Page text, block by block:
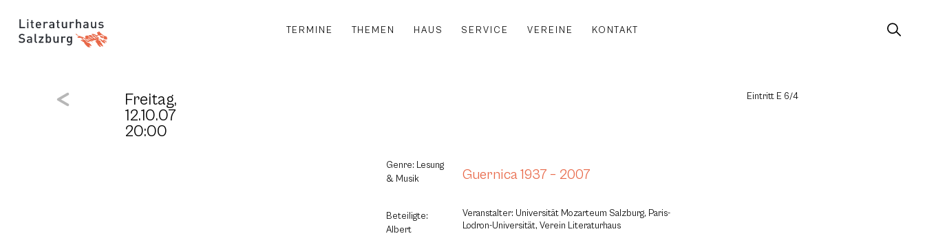
TERMINE THEMEN HAUS SERVICE VEREINE KONTAKT
Freitag,
12.10.07
20:00
Eintritt E 6/4
Genre: Lesung
& Musik
Beteiligte:
Albert
Guernica 1937 – 2007
Veranstalter: Universität Mozarteum Salzburg, Paris-
Lodron-Universität, Verein Literaturhaus